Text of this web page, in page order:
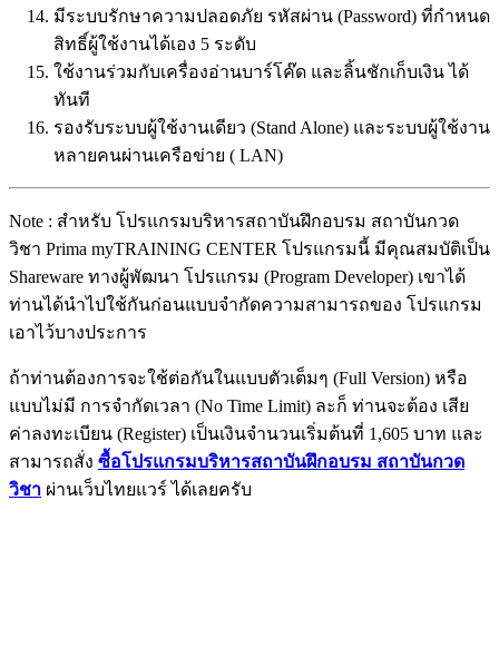
มีระบบรักษาความปลอดภัย รหัสผ่าน (Password) ที่กำหนด
สิทธิ์ผู้ใช้งานได้เอง 5 ระดับ
ใช้งานร่วมกับเครื่องอ่านบาร์โค๊ด และลิ้นชักเก็บเงิน ได้
ทันที
รองรับระบบผู้ใช้งานเดียว (Stand Alone) และระบบผู้ใช้งาน
หลายคนผ่านเครือข่าย ( LAN)
Note : สำหรับ โปรแกรมบริหารสถาบันฝึกอบรม สถาบันกวด
วิชา Prima myTRAINING CENTER โปรแกรมนี้ มีคุณสมบัติเป็น
Shareware ทางผู้พัฒนา โปรแกรม (Program Developer) เขาได้
ท่านได้นำไปใช้กันก่อนแบบจำกัดความสามารถของ โปรแกรม
เอาไว้บางประการ
ถ้าท่านต้องการจะใช้ต่อกันในแบบตัวเต็มๆ (Full Version) หรือ
แบบไม่มี การจำกัดเวลา (No Time Limit) ละก็ ท่านจะต้อง เสีย
ค่าลงทะเบียน (Register) เป็นเงินจำนวนเริ่มต้นที่ 1,605 บาท และ
สามารถสั่ง ซื้อโปรแกรมบริหารสถาบันฝึกอบรม สถาบันกวด
วิชา ผ่านเว็บไทยแวร์ ได้เลยครับ